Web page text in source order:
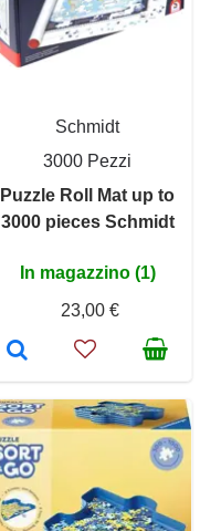
Schmidt
3000 Pezzi
Puzzle Roll Mat up to
3000 pieces Schmidt
In magazzino (1)
23,00 €